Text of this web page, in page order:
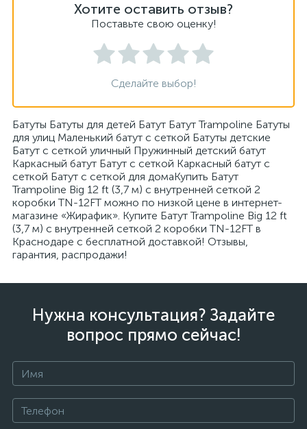
Хотите оставить отзыв?
Поставьте свою оценку!
Сделайте выбор!
Батуты Батуты для детей Батут Батут Trampoline Батуты
для улиц Маленький батут с сеткой Батуты детские
Батут с сеткой уличный Пружинный детский батут
Каркасный батут Батут с сеткой Каркасный батут с
сеткой Батут с сеткой для домаКупить Батут
Trampoline Big 12 ft (3,7 м) с внутренней сеткой 2
коробки TN-12FT можно по низкой цене в интернет-
магазине «Жирафик». Купите Батут Trampoline Big 12 ft
(3,7 м) с внутренней сеткой 2 коробки TN-12FT в
Краснодаре с бесплатной доставкой! Отзывы,
гарантия, распродажи!
Нужна консультация? Задайте
вопрос прямо сейчас!